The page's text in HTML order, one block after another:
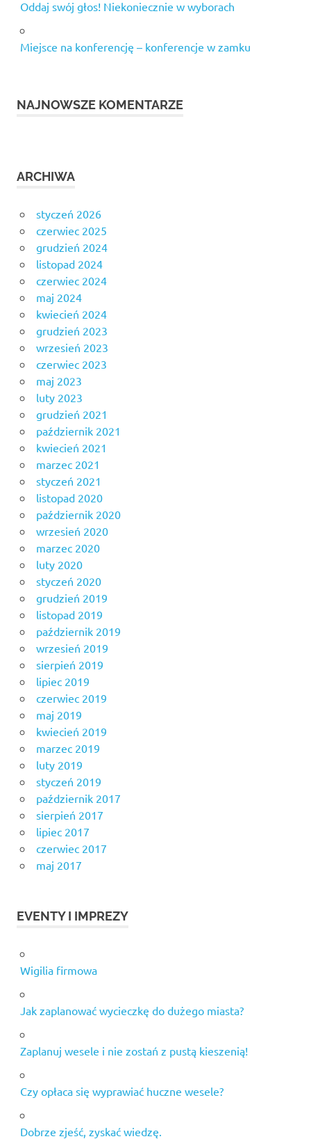
Oddaj swój głos! Niekoniecznie w wyborach
Miejsce na konferencję – konferencje w zamku
NAJNOWSZE KOMENTARZE
ARCHIWA
styczeń 2026
czerwiec 2025
grudzień 2024
listopad 2024
czerwiec 2024
maj 2024
kwiecień 2024
grudzień 2023
wrzesień 2023
czerwiec 2023
maj 2023
luty 2023
grudzień 2021
październik 2021
kwiecień 2021
marzec 2021
styczeń 2021
listopad 2020
październik 2020
wrzesień 2020
marzec 2020
luty 2020
styczeń 2020
grudzień 2019
listopad 2019
październik 2019
wrzesień 2019
sierpień 2019
lipiec 2019
czerwiec 2019
maj 2019
kwiecień 2019
marzec 2019
luty 2019
styczeń 2019
październik 2017
sierpień 2017
lipiec 2017
czerwiec 2017
maj 2017
EVENTY I IMPREZY
Wigilia firmowa
Jak zaplanować wycieczkę do dużego miasta?
Zaplanuj wesele i nie zostań z pustą kieszenią!
Czy opłaca się wyprawiać huczne wesele?
Dobrze zjeść, zyskać wiedzę.